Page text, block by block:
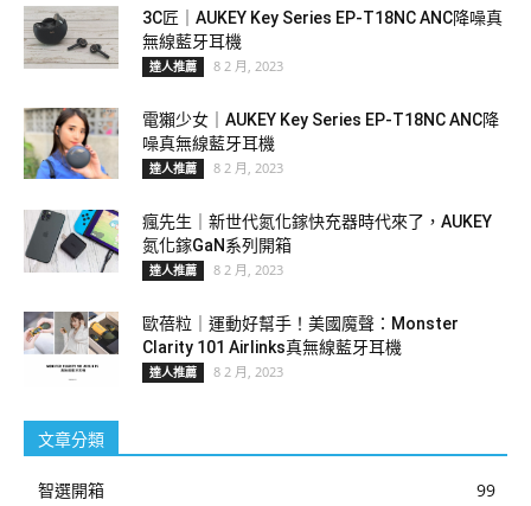
3C匠｜AUKEY Key Series EP-T18NC ANC降噪真
無線藍牙耳機
達人推薦 8 2 月, 2023
電獺少女｜AUKEY Key Series EP-T18NC ANC降
噪真無線藍牙耳機
達人推薦 8 2 月, 2023
瘋先生｜新世代氮化鎵快充器時代來了，AUKEY
氮化鎵GaN系列開箱
達人推薦 8 2 月, 2023
歐蓓粒｜運動好幫手！美國魔聲：Monster
Clarity 101 Airlinks真無線藍牙耳機
達人推薦 8 2 月, 2023
文章分類
智選開箱
99